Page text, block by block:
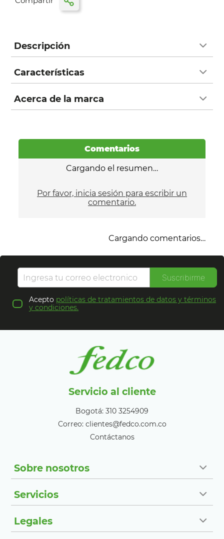
Descripción
Características
Acerca de la marca
Comentarios
Cargando el resumen…
Por favor, inicia sesión para escribir un
comentario.
Cargando comentarios…
Suscribirme
Acepto políticas de tratamientos de datos y términos
y condiciones.
Servicio al cliente
Bogotá: 310 3254909
Correo: clientes@fedco.com.co
Contáctanos
Sobre nosotros
Servicios
Legales